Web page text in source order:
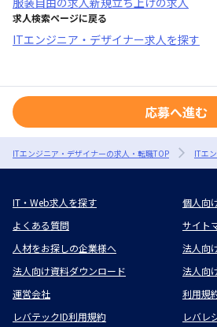
求人検索ページに戻る
ITエンジニア・デザイナー求人を探す
応募へ進む
ITエンジニア・デザイナーの求人・転職TOP ITエ
IT・Web求人を探す
個人向
よくある質問
サイト
人材をお探しの企業様へ
法人向
法人向け資料ダウンロード
法人向
運営会社
利用規
レバテックID利用規約
レバレ